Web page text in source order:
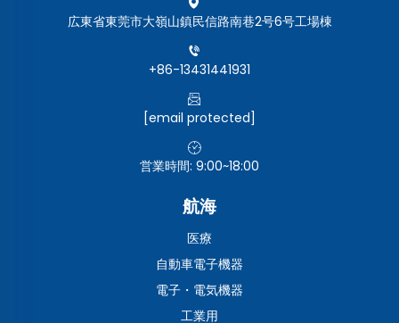
広東省東莞市大嶺山鎮民信路南巷2号6号工場棟
+86-13431441931
[email protected]
営業時間: 9:00~18:00
航海
医療
自動車電子機器
電子・電気機器
工業用